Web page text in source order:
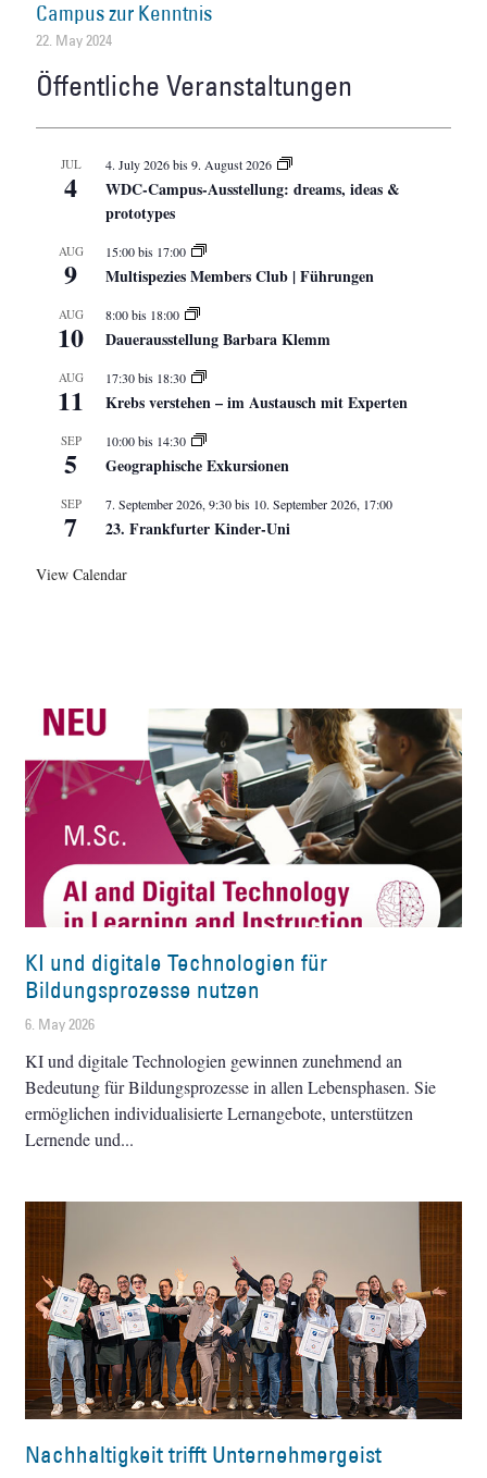
Campus zur Kenntnis
22. May 2024
Öffentliche Veranstaltungen
JUL
4
4. July 2026bis9. August 2026
WDC-Campus-Ausstellung: dreams, ideas &
prototypes
AUG
9
15:00bis 17:00
Multispezies Members Club | Führungen
AUG
10
8:00bis 18:00
Dauerausstellung Barbara Klemm
AUG
11
17:30bis 18:30
Krebs verstehen – im Austausch mit Experten
SEP
5
10:00bis 14:30
Geographische Exkursionen
SEP
7
7. September 2026, 9:30bis 10. September 2026, 17:00
23. Frankfurter Kinder-Uni
View Calendar
KI und digitale Technologien für
Bildungsprozesse nutzen
6. May 2026
KI und digitale Technologien gewinnen zunehmend an
Bedeutung für Bildungsprozesse in allen Lebensphasen. Sie
ermöglichen individualisierte Lernangebote, unterstützen
Lernende und
Nachhaltigkeit trifft Unternehmergeist